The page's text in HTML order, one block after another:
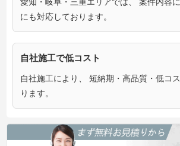
愛知・岐阜・三重エリアでは、 案件内容
にも対応しております。
自社施工で低コスト
自社施工により、 短納期・高品質・低コ
ります。